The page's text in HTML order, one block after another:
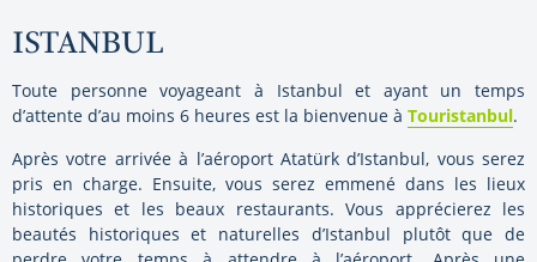
ISTANBUL
Toute personne voyageant à Istanbul et ayant un temps
d’attente d’au moins 6 heures est la bienvenue à Touristanbul.
Après votre arrivée à l’aéroport Atatürk d’Istanbul, vous serez
pris en charge. Ensuite, vous serez emmené dans les lieux
historiques et les beaux restaurants. Vous apprécierez les
beautés historiques et naturelles d’Istanbul plutôt que de